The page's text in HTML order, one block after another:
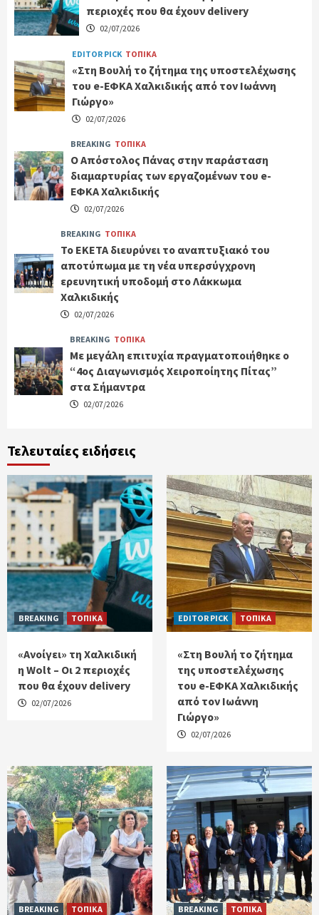
περιοχές που θα έχουν delivery
02/07/2026
EDITOR PICK ΤΟΠΙΚΑ
«Στη Βουλή το ζήτημα της υποστελέχωσης
του e-ΕΦΚΑ Χαλκιδικής από τον Ιωάννη
Γιώργο»
02/07/2026
BREAKING ΤΟΠΙΚΑ
Ο Απόστολος Πάνας στην παράσταση
διαμαρτυρίας των εργαζομένων του e-
ΕΦΚΑ Χαλκιδικής
02/07/2026
BREAKING ΤΟΠΙΚΑ
Το ΕΚΕΤΑ διευρύνει το αναπτυξιακό του
αποτύπωμα με τη νέα υπερσύγχρονη
ερευνητική υποδομή στο Λάκκωμα
Χαλκιδικής
02/07/2026
BREAKING ΤΟΠΙΚΑ
Με μεγάλη επιτυχία πραγματοποιήθηκε ο
“4ος Διαγωνισμός Χειροποίητης Πίτας”
στα Σήμαντρα
02/07/2026
Τελευταίες ειδήσεις
BREAKING ΤΟΠΙΚΑ
«Ανοίγει» τη Χαλκιδική
η Wolt – Οι 2 περιοχές
που θα έχουν delivery
02/07/2026
EDITOR PICK ΤΟΠΙΚΑ
«Στη Βουλή το ζήτημα
της υποστελέχωσης
του e-ΕΦΚΑ Χαλκιδικής
από τον Ιωάννη
Γιώργο»
02/07/2026
BREAKING ΤΟΠΙΚΑ BREAKING ΤΟΠΙΚΑ